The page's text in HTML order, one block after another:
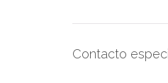
Contacto